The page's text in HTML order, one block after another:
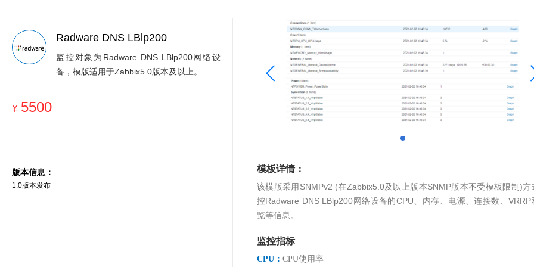
Radware DNS LBlp200
监控对象为Radware DNS LBlp200网络设
备，模版适用于Zabbix5.0版本及以上。
¥ 5500
版本信息：
1.0版本发布
模板详情：
该模版采用SNMPv2 (在Zabbix5.0及以上版本SNMP版本不受模板限制)方
控Radware DNS LBlp200网络设备的CPU、内存、电源、连接数、VRRP
览等信息。
监控指标
CPU ： CPU使用率